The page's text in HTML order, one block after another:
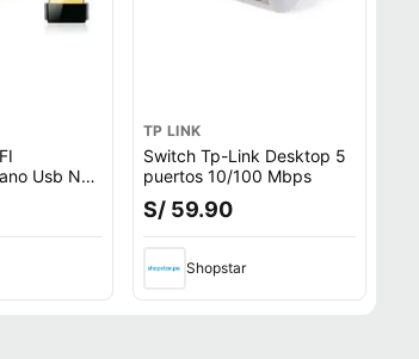
Usb N
TP LINK
Switch Tp-Link Desktop 5
puertos 10/100 Mbps
S/ 59.90
Shopstar